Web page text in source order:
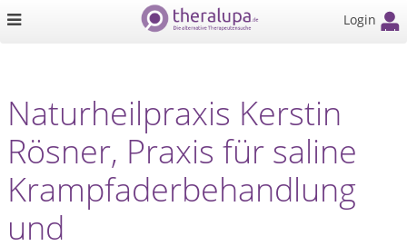
Login
Naturheilpraxis Kerstin
Rösner, Praxis für saline
Krampfaderbehandlung
und